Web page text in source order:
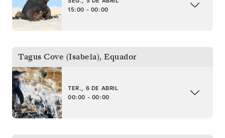
15:00 - 00:00
Tagus Cove (Isabela), Equador
TER., 6 DE ABRIL
00:00 - 00:00